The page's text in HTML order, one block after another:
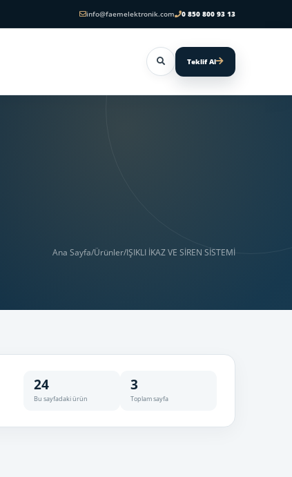
info@faemelektronik.com 0 850 800 93 13
Teklif Al
Ana Sayfa/Ürünler/IŞIKLI İKAZ VE SİREN SİSTEMİ
24
Bu sayfadaki ürün
3
Toplam sayfa